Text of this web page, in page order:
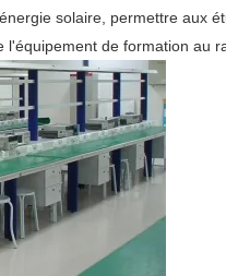
solaire, permettre aux
de formation au